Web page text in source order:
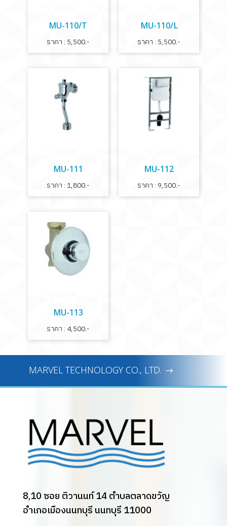
MU-110/T
ราคา : 5,500.-
MU-110/L
ราคา : 5,500.-
MU-111
ราคา : 1,800.-
MU-112
ราคา : 9,500.-
MU-113
ราคา : 4,500.-
MARVEL TECHNOLOGY CO., LTD.
8,10 ซอย ติวานนท์ 14 ตำบลตลาดขวัญ
อำเภอเมืองนนทบุรี นนทบุรี 11000